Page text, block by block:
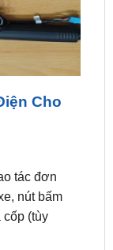
Cho
nút bấm
cốp (tùy
rảnh tay
điều kiện